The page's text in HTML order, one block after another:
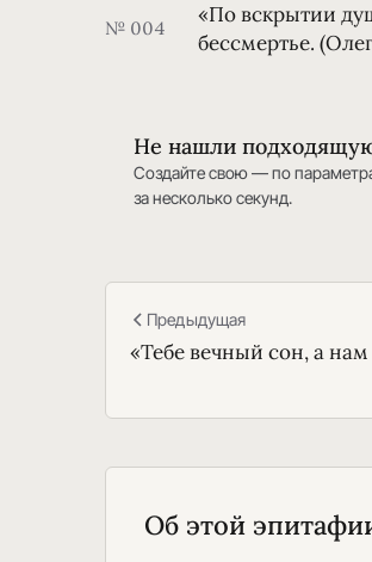
№ 004
«По вскрытии
бессмертье.
Не нашли
Создайте свою — по
за несколько секунд.
Предыдущая
«Тебе вечный сон, а нам
Об этой